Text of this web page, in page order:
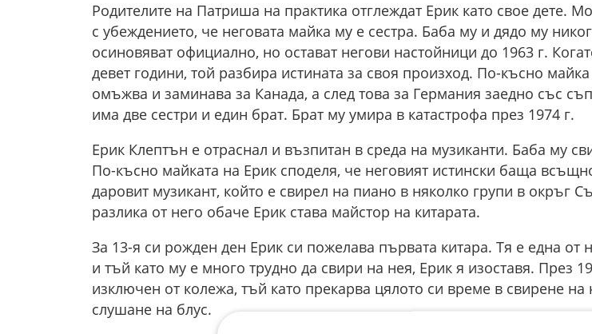
Родителите на Патриша на практика отглеждат Ерик като свое дете.
с убеждението, че неговата майка му е сестра. Баба му и дядо му
осиновяват официално, но остават негови настойници до 1963 г.
девет години, той разбира истината за своя произход. По-късно
омъжва и заминава за Канада, а след това за Германия заедно със
има две сестри и един брат. Брат му умира в катастрофа през 1974 г.
Ерик Клептън е отраснал и възпитан в среда на музиканти. Баба му
По-късно майката на Ерик споделя, че неговият истински баща
даровит музикант, който е свирел на пиано в няколко групи в окръг
разлика от него обаче Ерик става майстор на китарата.
За 13-я си рожден ден Ерик си пожелава първата китара. Тя е една от
и тъй като му е много трудно да свири на нея, Ерик я изоставя. През
изключен от колежа, тъй като прекарва цялото си време в свирене на
слушане на блус.